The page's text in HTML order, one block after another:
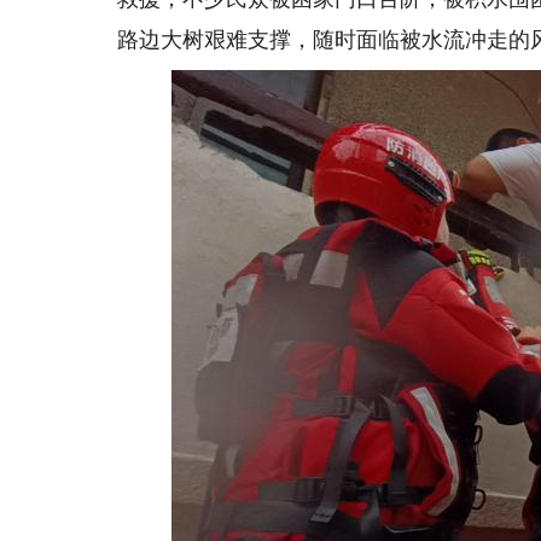
路边大树艰难支撑，随时面临被水流冲走的